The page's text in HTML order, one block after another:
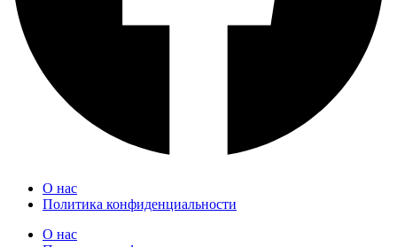
О нас
Политика конфиденциальности
О нас